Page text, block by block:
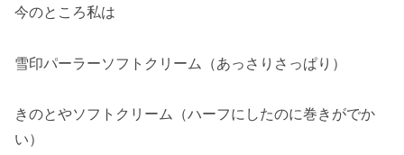
今のところ私は
雪印パーラーソフトクリーム（あっさりさっぱり）
きのとやソフトクリーム（ハーフにしたのに巻きがでか
い）